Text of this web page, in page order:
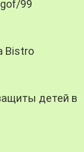
99
Bistro
детей в